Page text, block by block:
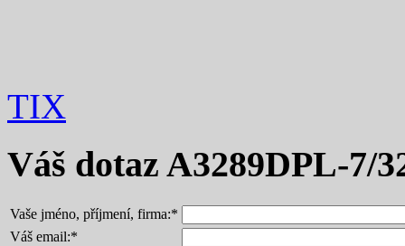
TIX
Váš dotaz A3289DPL-7/
Vaše jméno, příjmení, firma:*
Váš email:*